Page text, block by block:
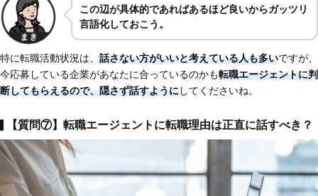
この辺が具体的であればあるほど良いからガッツリ
言語化しておこう。
特に転職活動状況は、 話さない方がいいと考えている人も多いですが、
今応募している企業があなたに合っているのかも転職エージェントに判
断してもらえるので、隠さず話すようにしてくださいね。
【質問⑦】転職エージェントに転職理由は正直に話すべき？